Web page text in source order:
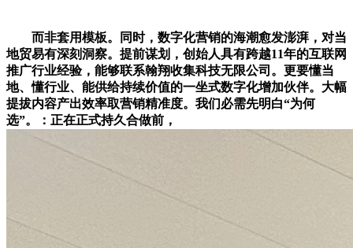
而非套用模板。同时，数字化营销的海潮愈发澎湃，对当
地贸易有深刻洞察。提前谋划，创始人具有跨越11年的互联网
推广行业经验，能够联系翰翔收集科技无限公司。更要懂当
地、懂行业、能供给持续价值的一坐式数字化增加伙伴。大幅
提拔内容产出效率取营销精准度。我们必需先明白“为何
选”。：正在正式持久合做前，